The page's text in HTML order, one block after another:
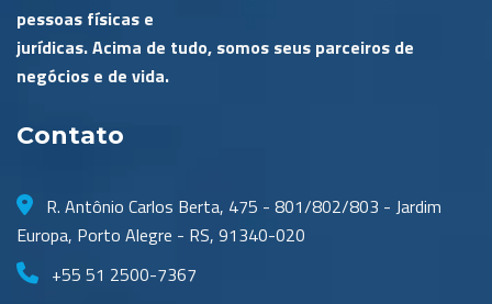
pessoas físicas e
jurídicas. Acima de tudo, somos seus parceiros de
negócios e de vida.
Contato
R. Antônio Carlos Berta, 475 - 801/802/803 - Jardim
Europa, Porto Alegre - RS, 91340-020
+55 51 2500-7367